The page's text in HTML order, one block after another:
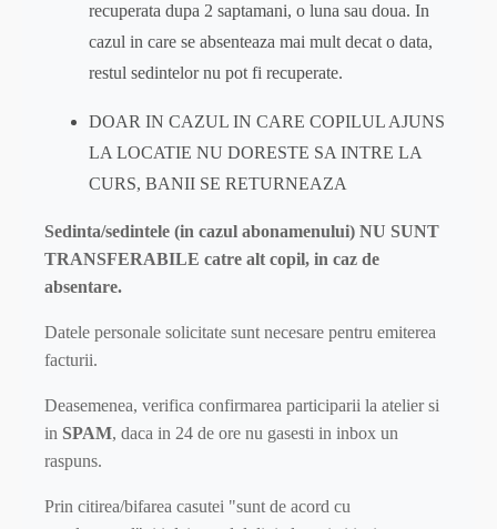
recuperata dupa 2 saptamani, o luna sau doua. In
cazul in care se absenteaza mai mult decat o data,
restul sedintelor nu pot fi recuperate.
DOAR IN CAZUL IN CARE COPILUL AJUNS
LA LOCATIE NU DORESTE SA INTRE LA
CURS, BANII SE RETURNEAZA
Sedinta/sedintele (in cazul abonamenului) NU SUNT
TRANSFERABILE catre alt copil, in caz de
absentare.
Datele personale solicitate sunt necesare pentru emiterea
facturii.
Deasemenea, verifica confirmarea participarii la atelier si
in SPAM, daca in 24 de ore nu gasesti in inbox un
raspuns.
Prin citirea/bifarea casutei "sunt de acord cu